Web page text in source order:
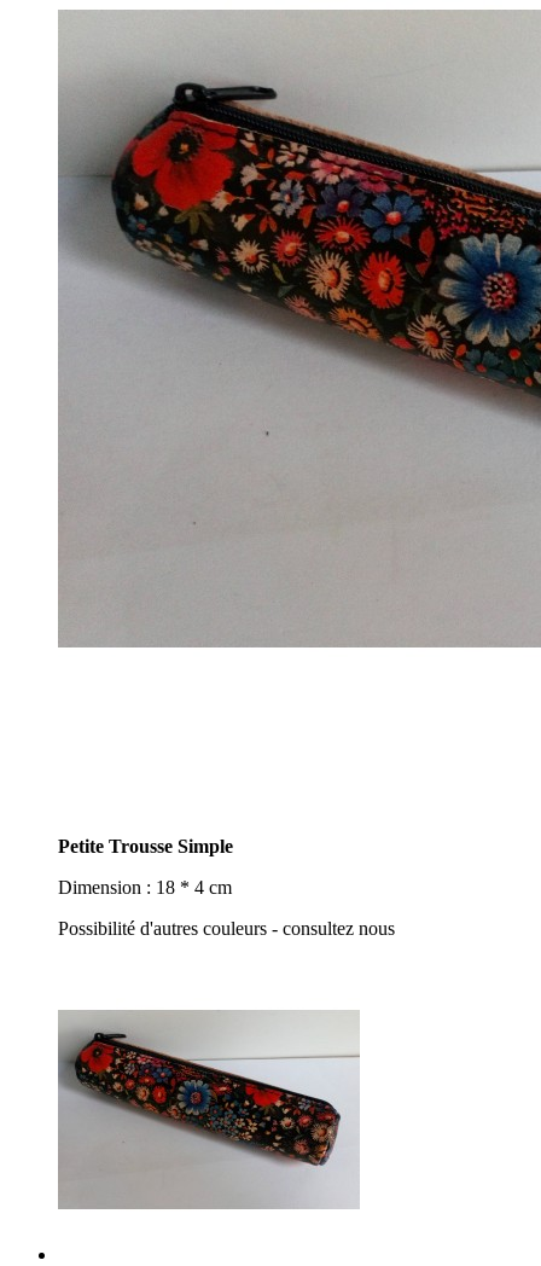
Petite Trousse Simple
Dimension : 18 * 4 cm
Possibilité d'autres couleurs - consultez nous